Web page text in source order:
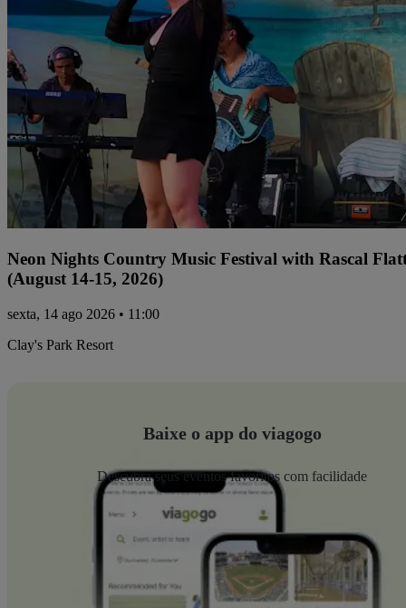
Neon Nights Country Music Festival with Rascal
(August 14-15, 2026)
sexta, 14 ago 2026 • 11:00
Clay's Park Resort
Baixe o app do viagogo
Descubra seus eventos favoritos com facilidade